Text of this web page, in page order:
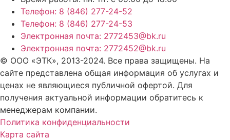
Телефон: 8 (846) 277-24-52
Телефон: 8 (846) 277-24-53
Электронная почта: 2772453@bk.ru
Электронная почта: 2772452@bk.ru
© ООО «ЭТК», 2013-2024. Все права защищены. На
сайте представлена общая информация об услугах и
ценах не являющиеся публичной офертой. Для
получения актуальной информации обратитесь к
менеджерам компании.
Политика конфиденциальности
Карта сайта